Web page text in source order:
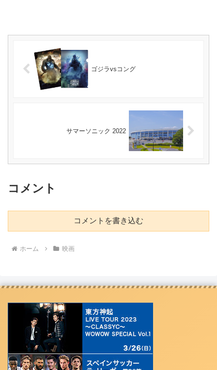
ゴジラvsコング
サマーソニック 2022
コメント
コメントを書き込む
ホーム 映画